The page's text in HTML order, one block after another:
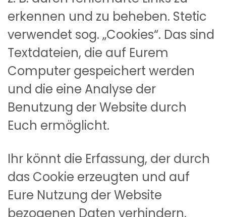
erkennen und zu beheben. Stetic
verwendet sog. „Cookies“. Das sind
Textdateien, die auf Eurem
Computer gespeichert werden
und die eine Analyse der
Benutzung der Website durch
Euch ermöglicht.
Ihr könnt die Erfassung, der durch
das Cookie erzeugten und auf
Eure Nutzung der Website
bezogenen Daten verhindern,